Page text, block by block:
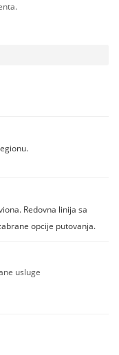
Redovna linija sa
opcije putovanja.
usluge